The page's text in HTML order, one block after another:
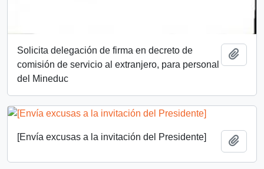
Solicita delegación de firma en decreto de
comisión de servicio al extranjero, para personal
del Mineduc
[Envía excusas a la invitación del Presidente]